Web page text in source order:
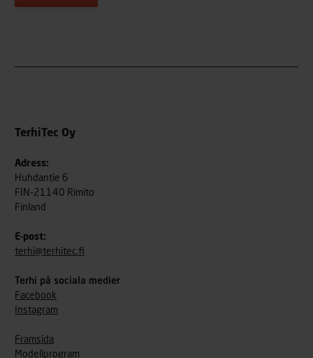
TerhiTec Oy
Adress:
Huhdantie 6
FIN-21140 Rimito
Finland
E-post:
terhi@terhitec.fi
Terhi på sociala medier
Facebook
Instagram
Framsida
Modellprogram